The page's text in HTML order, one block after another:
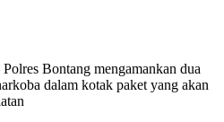
Polres Bontang mengamankan dua
dalam kotak paket yang akan